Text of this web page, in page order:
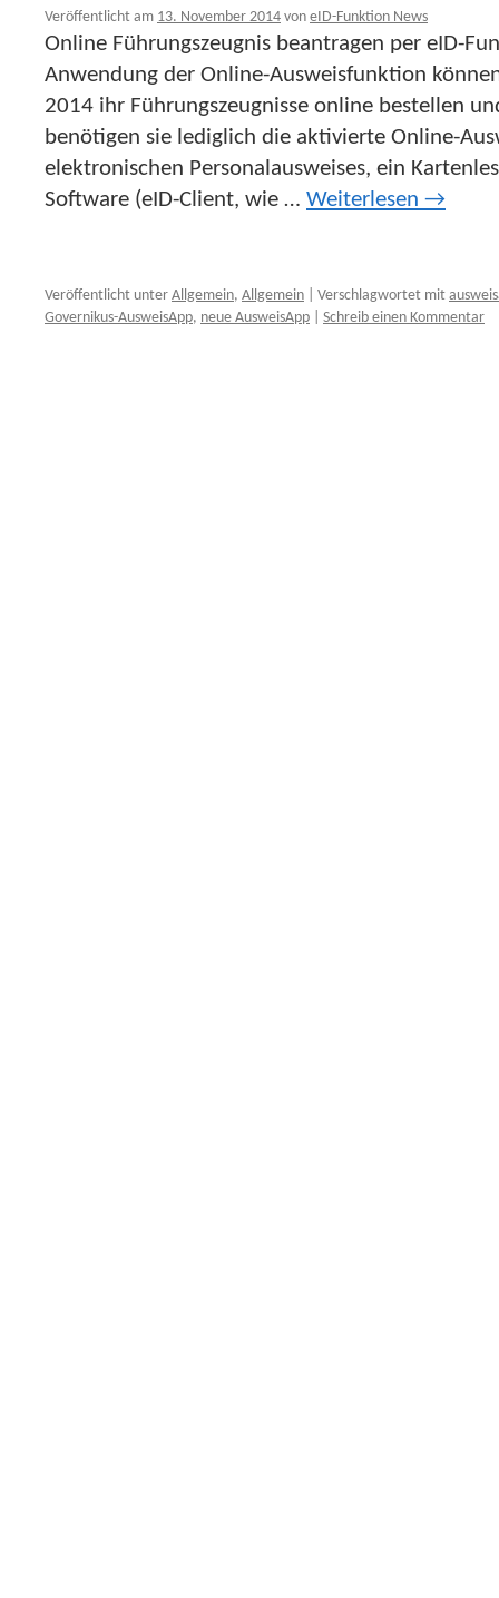
Veröffentlicht am 13. November 2014 von eID-Funktion News
Online Führungszeugnis beantragen per eID-
Anwendung der Online-Ausweisfunktion
2014 ihr Führungszeugnisse online bestellen
benötigen sie lediglich die aktivierte Online-
elektronischen Personalausweises, ein
Software (eID-Client, wie … Weiterlesen →
Veröffentlicht unter Allgemein, Allgemein Verschlagwortet mit
Governikus-AusweisApp, neue AusweisApp Schreib einen Kommentar